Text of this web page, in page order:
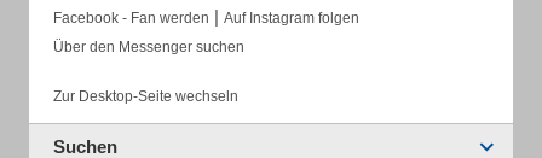
Facebook - Fan werden | Auf Instagram folgen
Über den Messenger suchen
Zur Desktop-Seite wechseln
Suchen